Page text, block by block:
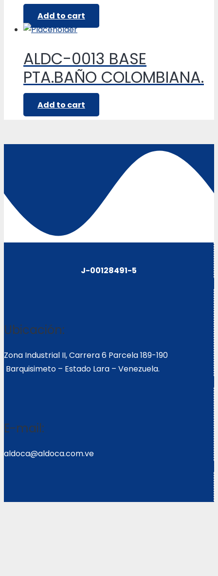
Add to cart
ALDC-0013 BASE
PTA.BAÑO COLOMBIANA.
Add to cart
J-00128491-5
Ubicación:
Zona Industrial II, Carrera 6 Parcela 189-190
Barquisimeto – Estado Lara – Venezuela.
E-mail:
aldoca@aldoca.com.ve